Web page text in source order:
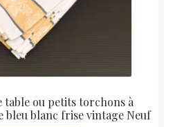
table ou petits torchons à
bleu blanc frise vintage Neuf